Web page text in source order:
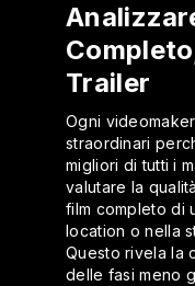
Trailer
Ogni
straordinari
migliori di tutti i
valutare la
film completo di
location o nella
Questo rivela la
delle fasi meno